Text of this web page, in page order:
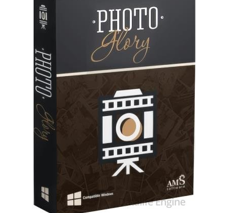
Софт
редактор
фото,
восстановить
старинные
фотографии